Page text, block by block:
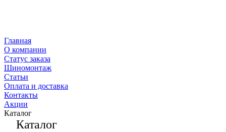
Главная
О компании
Статус заказа
Шиномонтаж
Статьи
Оплата и доставка
Контакты
Акции
Каталог
Каталог